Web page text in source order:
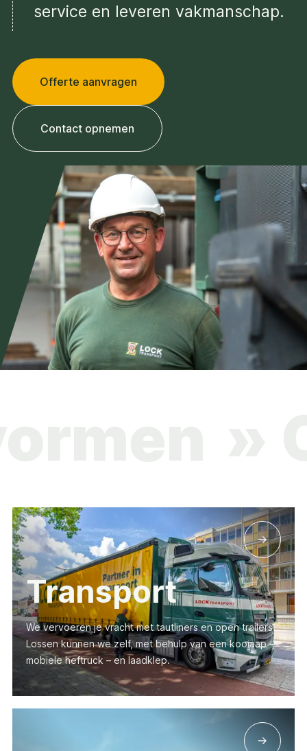
service en leveren vakmanschap.
Offerte aanvragen
Contact opnemen
Transport
We vervoeren je vracht met tautliners en open trailers.
Lossen kunnen we zelf, met behulp van een kooiaap –
mobiele heftruck – en laadklep.